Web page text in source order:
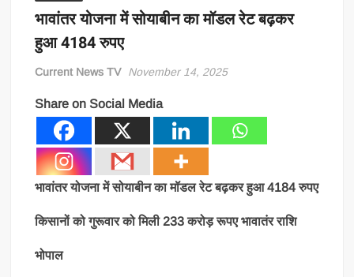
भावांतर योजना में सोयाबीन का मॉडल रेट बढ़कर
हुआ 4184 रुपए
Current News TV November 14, 2025
Share on Social Media
भावांतर योजना में सोयाबीन का मॉडल रेट बढ़कर हुआ 4184 रुपए
किसानों को गुरूवार को मिली 233 करोड़ रूपए भावातंर राशि
भोपाल